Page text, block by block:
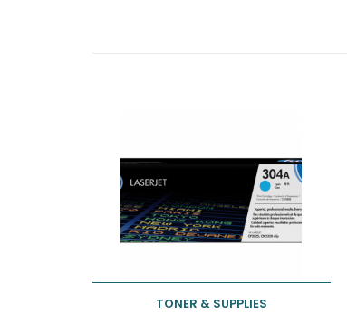
TONER & SUPPLIES